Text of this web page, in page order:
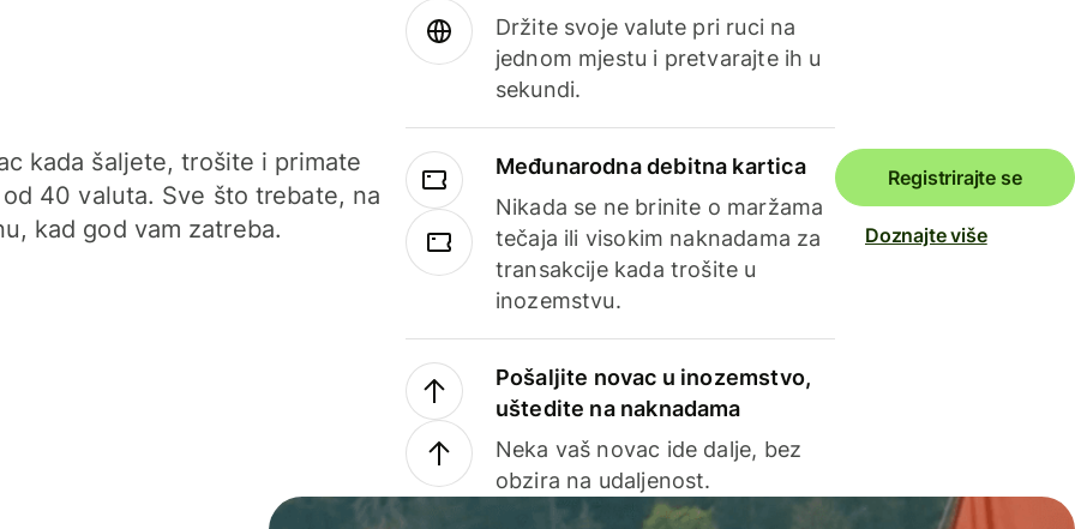
kada šaljete, trošite i primate
40 valuta. Sve što trebate, na
kad god vam zatreba.
Držite svoje valute pri ruci na
jednom mjestu i pretvarajte ih u
sekundi.
Međunarodna debitna kartica
Nikada se ne brinite o maržama
tečaja ili visokim naknadama za
transakcije kada trošite u
inozemstvu.
Pošaljite novac u inozemstvo,
uštedite na naknadama
Neka vaš novac ide dalje, bez
obzira na udaljenost.
Registrirajte se
Doznajte više